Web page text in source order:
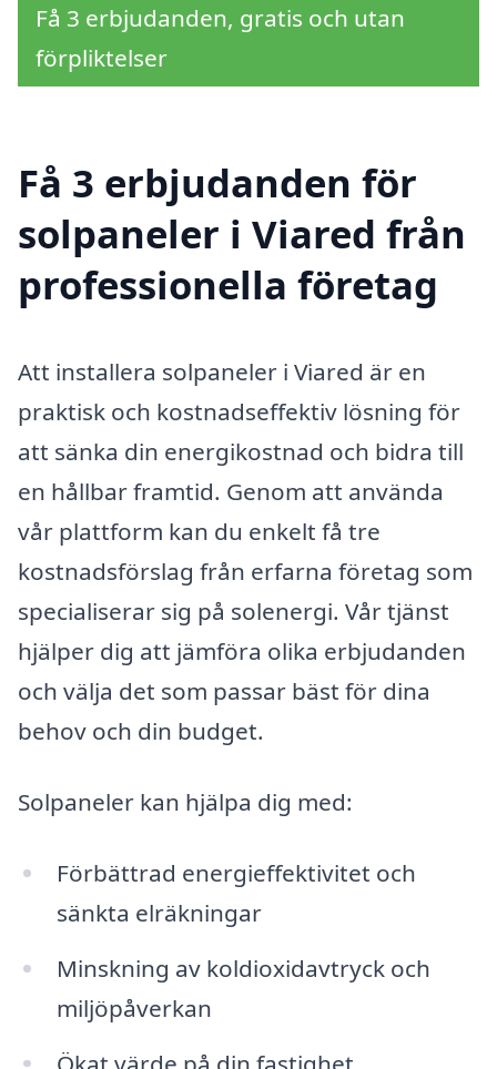
Få 3 erbjudanden, gratis och utan
förpliktelser
Få 3 erbjudanden för
solpaneler i Viared från
professionella företag
Att installera solpaneler i Viared är en
praktisk och kostnadseffektiv lösning för
att sänka din energikostnad och bidra till
en hållbar framtid. Genom att använda
vår plattform kan du enkelt få tre
kostnadsförslag från erfarna företag som
specialiserar sig på solenergi. Vår tjänst
hjälper dig att jämföra olika erbjudanden
och välja det som passar bäst för dina
behov och din budget.
Solpaneler kan hjälpa dig med:
Förbättrad energieffektivitet och
sänkta elräkningar
Minskning av koldioxidavtryck och
miljöpåverkan